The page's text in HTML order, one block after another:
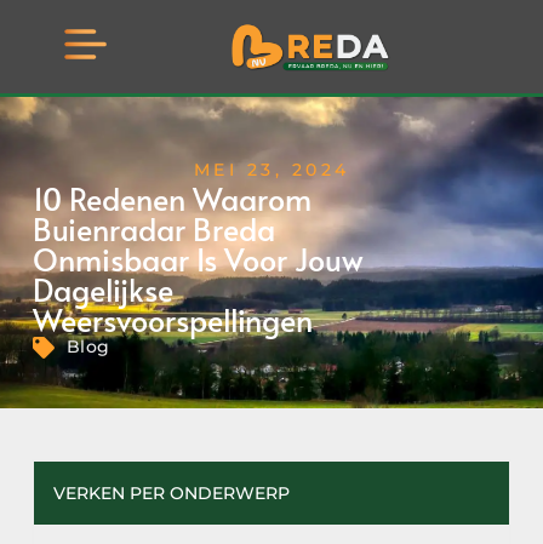
MEI 23, 2024
10 Redenen Waarom
Buienradar Breda
Onmisbaar Is Voor Jouw
Dagelijkse
Weersvoorspellingen
Blog
VERKEN PER ONDERWERP